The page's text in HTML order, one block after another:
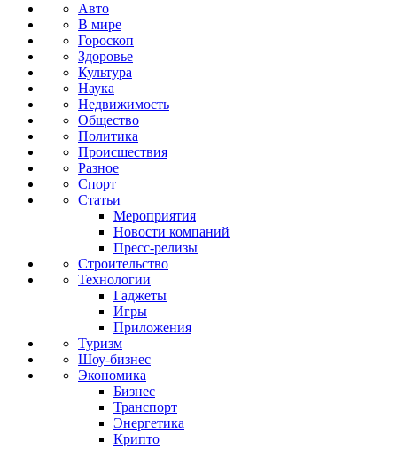
Авто
В мире
Гороскоп
Здоровье
Культура
Наука
Недвижимость
Общество
Политика
Происшествия
Разное
Спорт
Статьи
Мероприятия
Новости компаний
Пресс-релизы
Строительство
Технологии
Гаджеты
Игры
Приложения
Туризм
Шоу-бизнес
Экономика
Бизнес
Транспорт
Энергетика
Крипто